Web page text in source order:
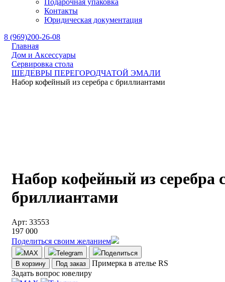
Подарочная упаковка
Контакты
Юридическая документация
8 (969)200-26-08
Главная
Дом и Аксессуары
Сервировка стола
ШЕДЕВРЫ ПЕРЕГОРОДЧАТОЙ ЭМАЛИ
Набор кофейный из серебра с бриллиантами
Набор кофейный из серебра
бриллиантами
Арт: 33553
197 000
Поделиться своим желанием
MAX Telegram
Поделиться
В корзину
Под заказ
Примерка в ателье RS
Задать вопрос ювелиру